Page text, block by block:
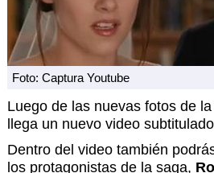
Foto: Captura Youtube
Luego de las nuevas fotos de
llega un nuevo video
Dentro del video también
los protagonistas de la saga,